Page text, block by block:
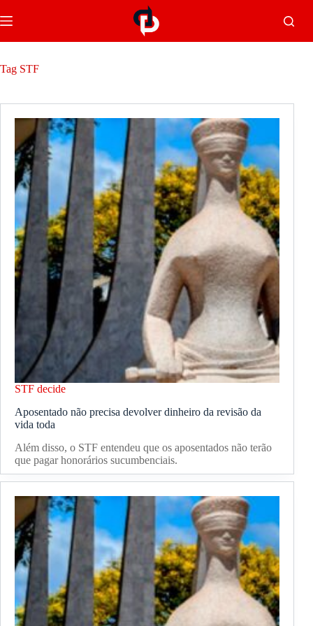
Tag STF
STF decide
Aposentado não precisa devolver dinheiro da revisão da
vida toda
Além disso, o STF entendeu que os aposentados não terão
que pagar honorários sucumbenciais.